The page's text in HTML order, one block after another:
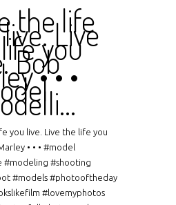
the life
Live
you
Bob
• • •
you live. Live the life you
• • • #model
#modeling #shooting
#models #photooftheday
#lovemyphotos